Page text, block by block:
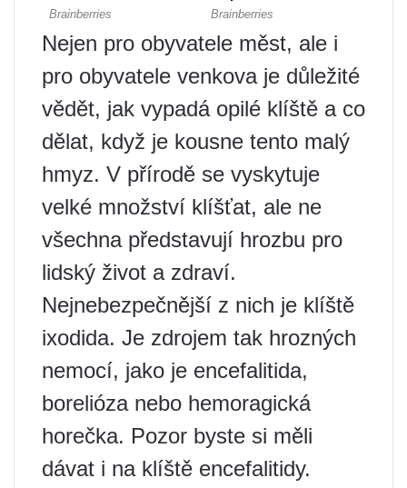
Nejen pro obyvatele měst, ale i
pro obyvatele venkova je důležité
vědět, jak vypadá opilé klíště a co
dělat, když je kousne tento malý
hmyz. V přírodě se vyskytuje
velké množství klíšťat, ale ne
všechna představují hrozbu pro
lidský život a zdraví.
Nejnebezpečnější z nich je klíště
ixodida. Je zdrojem tak hrozných
nemocí, jako je encefalitida,
borelióza nebo hemoragická
horečka. Pozor byste si měli
dávat i na klíště encefalitidy.